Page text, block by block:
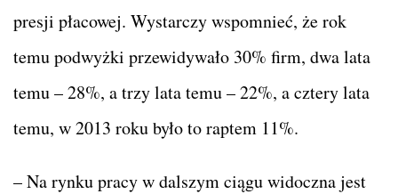
presji płacowej. Wystarczy wspomnieć, że rok
temu podwyżki przewidywało 30% firm, dwa lata
temu – 28%, a trzy lata temu – 22%, a cztery lata
temu, w 2013 roku było to raptem 11%.
– Na rynku pracy w dalszym ciągu widoczna jest